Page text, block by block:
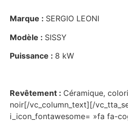
Marque : SERGIO LEONI
Modèle : SISSY
Puissance : 8 kW
Revêtement : Céramique,
noir[/vc_column_text][/
i_icon_fontawesome= »fa fa-